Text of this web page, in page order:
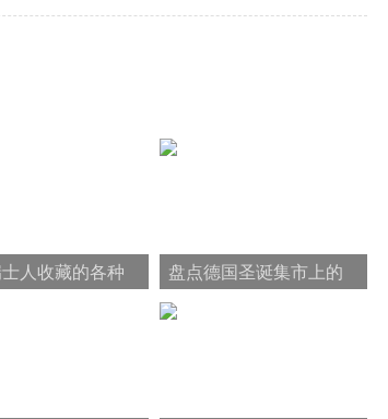
人收藏的各种
盘点德国圣诞集市上的
美味小吃